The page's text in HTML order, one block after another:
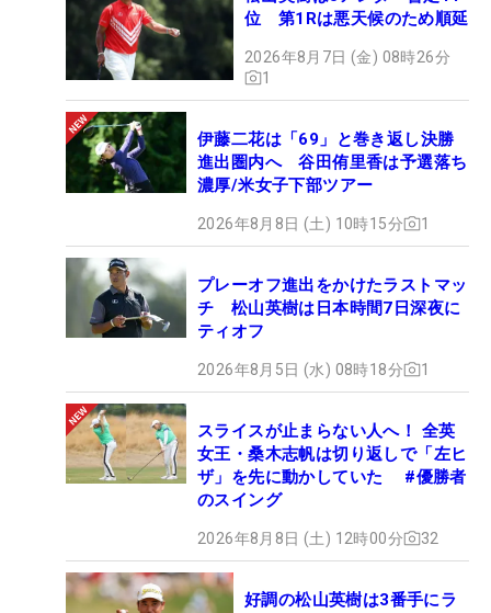
位 第1Rは悪天候のため順延
2026年8月7日 (金) 08時26分
1
伊藤二花は「69」と巻き返し決勝
進出圏内へ 谷田侑里香は予選落ち
濃厚/米女子下部ツアー
2026年8月8日 (土) 10時15分 1
プレーオフ進出をかけたラストマッ
チ 松山英樹は日本時間7日深夜に
ティオフ
2026年8月5日 (水) 08時18分 1
スライスが止まらない人へ！ 全英
女王・桑木志帆は切り返しで「左ヒ
ザ」を先に動かしていた #優勝者
のスイング
2026年8月8日 (土) 12時00分 32
好調の松山英樹は3番手にラ